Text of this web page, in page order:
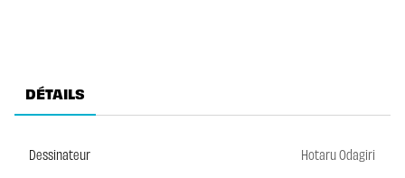
DÉTAILS
Dessinateur
Hotaru Odagiri